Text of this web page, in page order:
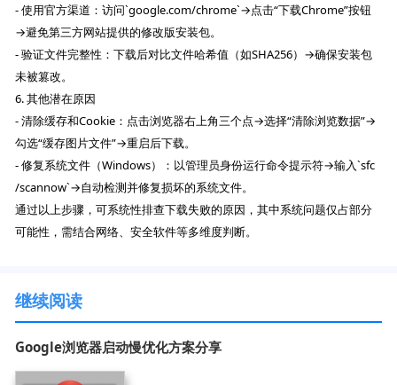
- 使用官方渠道：访问`google.com/chrome`→点击“下载Chrome”按钮
→避免第三方网站提供的修改版安装包。
- 验证文件完整性：下载后对比文件哈希值（如SHA256）→确保安装包
未被篡改。
6. 其他潜在原因
- 清除缓存和Cookie：点击浏览器右上角三个点→选择“清除浏览数据”→
勾选“缓存图片文件”→重启后下载。
- 修复系统文件（Windows）：以管理员身份运行命令提示符→输入`sfc
/scannow`→自动检测并修复损坏的系统文件。
通过以上步骤，可系统性排查下载失败的原因，其中系统问题仅占部分
可能性，需结合网络、安全软件等多维度判断。
继续阅读
Google浏览器启动慢优化方案分享